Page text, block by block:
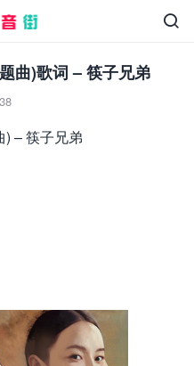

曲)歌词 – 筷子兄弟
– 筷子兄弟